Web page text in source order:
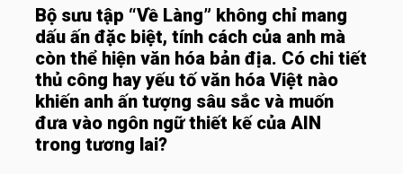
Bộ sưu tập “Về Làng” không chỉ mang
dấu ấn đặc biệt, tính cách của anh mà
còn thể hiện văn hóa bản địa. Có chi tiết
thủ công hay yếu tố văn hóa Việt nào
khiến anh ấn tượng sâu sắc và muốn
đưa vào ngôn ngữ thiết kế của AIN
trong tương lai?